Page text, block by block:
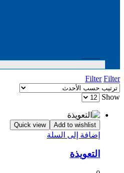
Filter Filter
Show
Add to wishlist
Quick view
إضافة إلى السلة
التعويذة